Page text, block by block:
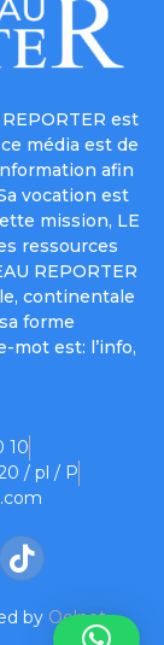
est
média est de
afin
vocation est
mission, LE
ressources
REPORTER
continentale
forme
mot est: l’info,
10
/ pl / P
TikTok
by Oelnet.